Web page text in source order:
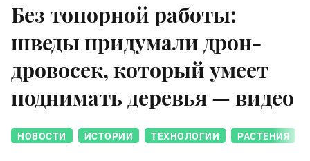
Без топорной работы:
шведы придумали дрон-
дровосек, который умеет
поднимать деревья — видео
НОВОСТИ ИСТОРИИ ТЕХНОЛОГИИ РАСТЕНИЯ